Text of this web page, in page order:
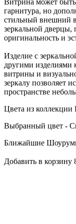
Витрина может
гарнитура, но
стильный внешний
зеркальной
оригинальность и
Изделие с
другими изделиями
витрины и
зеркалу позволяет
пространстве
Цвета из
Выбранный цвет -
Ближайшие
Добавить в корзину